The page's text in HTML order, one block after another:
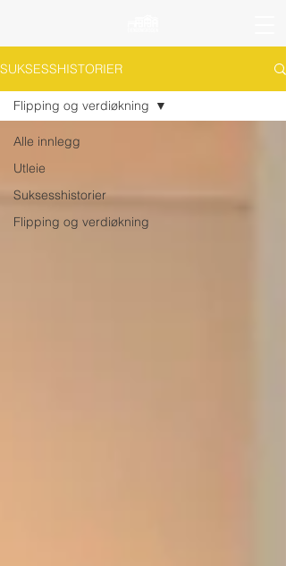
SUKSESSHISTORIER
Alle innlegg
Utleie
Suksesshistorier
Flipping og verdiøkning
Flipping og verdiøkning